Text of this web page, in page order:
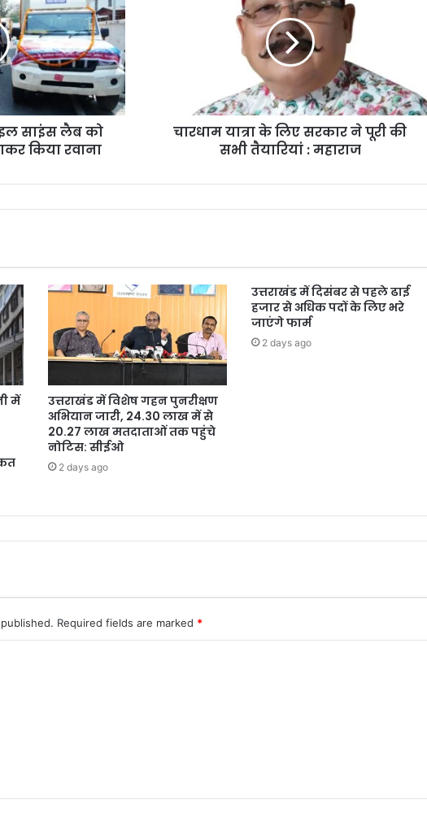
साइंस लैब को
किया रवाना
चारधाम यात्रा के लिए सरकार ने पूरी की
सभी तैयारियां : महाराज
में
उत्तराखंड में विशेष गहन पुनरीक्षण
अभियान जारी, 24.30 लाख में से
20.27 लाख मतदाताओं तक पहुंचे
नोटिस: सीईओ
2 days ago
उत्तराखंड में दिसंबर से पहले ढाई
हजार से अधिक पदों के लिए भरे
जाएंगे फार्म
2 days ago
Required fields are marked *